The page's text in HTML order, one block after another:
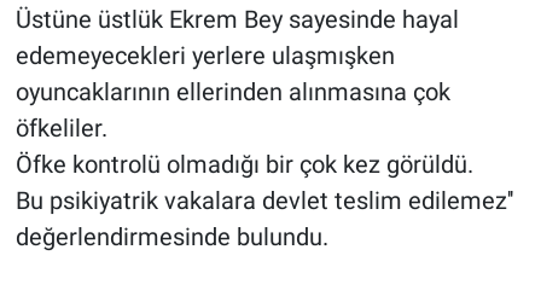
Üstüne üstlük Ekrem Bey sayesinde hayal
edemeyecekleri yerlere ulaşmışken
oyuncaklarının ellerinden alınmasına çok
öfkeliler.
Öfke kontrolü olmadığı bir çok kez görüldü.
Bu psikiyatrik vakalara devlet teslim edilemez''
değerlendirmesinde bulundu.